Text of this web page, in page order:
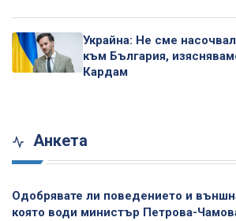
Украйна: Не сме
към България,
Кардам
Анкета
Одобрявате ли поведението и
която води министър Петрова-